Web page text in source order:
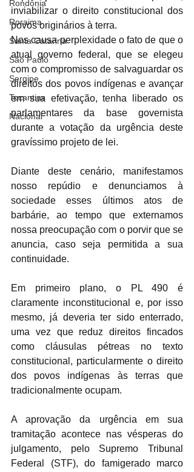
Rondônia
Roraima
Santa Catarina
São Paulo
Sergipe
Tocantins
Nacional
inviabilizar o direito constitucional dos
povos originários à terra.
Nos causa perplexidade o fato de que o
atual governo federal, que se elegeu
com o compromisso de salvaguardar os
direitos dos povos indígenas e avançar
em sua efetivação, tenha liberado os
parlamentares da base governista
durante a votação da urgência deste
gravíssimo projeto de lei.
Diante deste cenário, manifestamos
nosso repúdio e denunciamos à
sociedade esses últimos atos de
barbárie, ao tempo que externamos
nossa preocupação com o porvir que se
anuncia, caso seja permitida a sua
continuidade.
Em primeiro plano, o PL 490 é
claramente inconstitucional e, por isso
mesmo, já deveria ter sido enterrado,
uma vez que reduz direitos fincados
como cláusulas pétreas no texto
constitucional, particularmente o direito
dos povos indígenas às terras que
tradicionalmente ocupam.
A aprovação da urgência em sua
tramitação acontece nas vésperas do
julgamento, pelo Supremo Tribunal
Federal (STF), do famigerado marco